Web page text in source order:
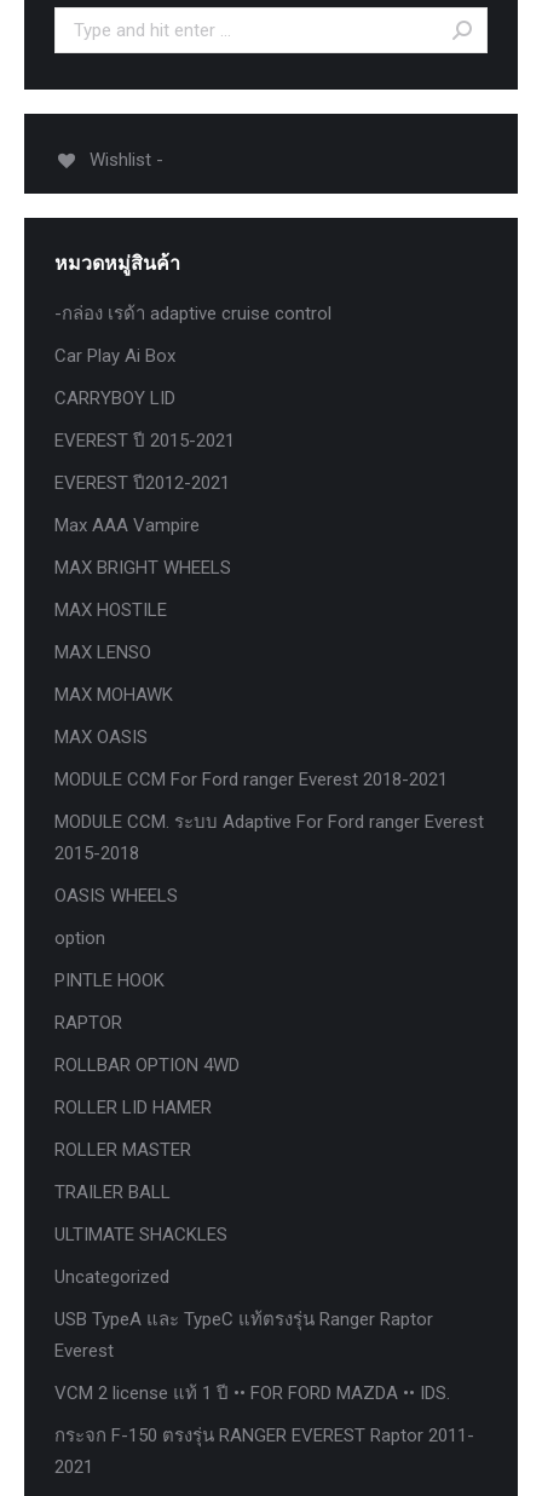
Search:
Wishlist -
หมวดหมู่สินค้า
-กล่อง เรด้า adaptive cruise control
Car Play Ai Box
CARRYBOY LID
EVEREST ปี 2015-2021
EVEREST ปี2012-2021
Max AAA Vampire
MAX BRIGHT WHEELS
MAX HOSTILE
MAX LENSO
MAX MOHAWK
MAX OASIS
MODULE CCM For Ford ranger Everest 2018-2021
MODULE CCM. ระบบ Adaptive For Ford ranger Everest
2015-2018
OASIS WHEELS
option
PINTLE HOOK
RAPTOR
ROLLBAR OPTION 4WD
ROLLER LID HAMER
ROLLER MASTER
TRAILER BALL
ULTIMATE SHACKLES
Uncategorized
USB TypeA และ TypeC แท้ตรงรุ่น Ranger Raptor
Everest
VCM 2 license แท้ 1 ปี •• FOR FORD MAZDA •• IDS.
กระจก F-150 ตรงรุ่น RANGER EVEREST Raptor 2011-
2021